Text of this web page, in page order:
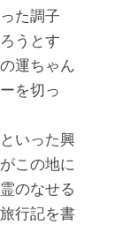
た調子
うとす
運ちゃん
を切っ
いった興
この地に
のなせる
行記を書